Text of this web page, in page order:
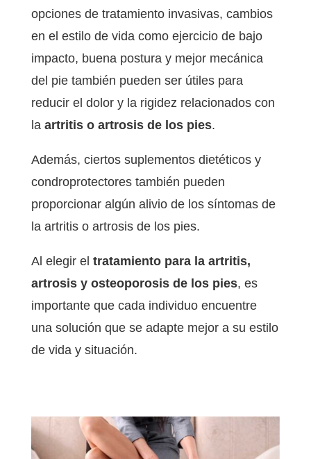
opciones de tratamiento invasivas, cambios
en el estilo de vida como ejercicio de bajo
impacto, buena postura y mejor mecánica
del pie también pueden ser útiles para
reducir el dolor y la rigidez relacionados con
la artritis o artrosis de los pies.
Además, ciertos suplementos dietéticos y
condroprotectores también pueden
proporcionar algún alivio de los síntomas de
la artritis o artrosis de los pies.
Al elegir el tratamiento para la artritis,
artrosis y osteoporosis de los pies, es
importante que cada individuo encuentre
una solución que se adapte mejor a su estilo
de vida y situación.